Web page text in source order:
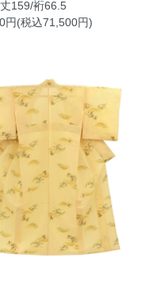
159/裄66.5
円(税込71,500円)